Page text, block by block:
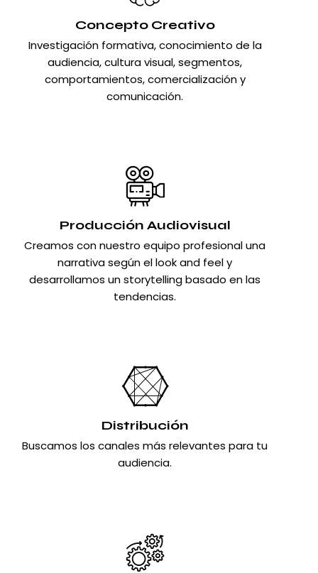
Concepto Creativo
Investigación formativa, conocimiento de la
audiencia, cultura visual, segmentos,
comportamientos, comercialización y
comunicación.
Producción Audiovisual
Creamos con nuestro equipo profesional una
narrativa según el look and feel y
desarrollamos un storytelling basado en las
tendencias.
Distribución
Buscamos los canales más relevantes para tu
audiencia.